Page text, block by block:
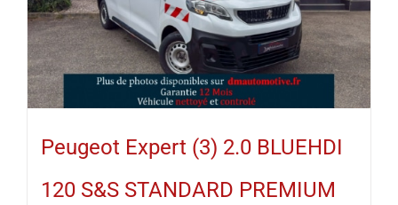
Peugeot Expert (3) 2.0 BLUEHDI
120 S&S STANDARD PREMIUM